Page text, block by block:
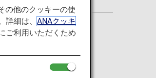
。
の他のクッキーの使
詳細は、ANAクッキ
ご利用いただくため